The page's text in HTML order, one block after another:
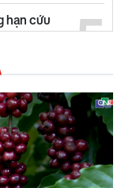
5
hạn cứu
Đông
6
đổi xanh
triển
NEW
09/8 NEW